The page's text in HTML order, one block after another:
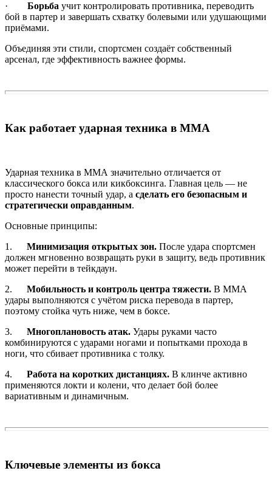
· Борьба учит контролировать противника, переводить
бой в партер и завершать схватку болевыми или удушающими
приёмами.
Объединяя эти стили, спортсмен создаёт собственный
арсенал, где эффективность важнее формы.
Как работает ударная техника в ММА
Ударная техника в ММА значительно отличается от
классического бокса или кикбоксинга. Главная цель — не
просто нанести точный удар, а сделать его безопасным и
стратегически оправданным.
Основные принципы:
1. Минимизация открытых зон. После удара спортсмен
должен мгновенно возвращать руки в защиту, ведь противник
может перейти в тейкдаун.
2. Мобильность и контроль центра тяжести. В ММА
удары выполняются с учётом риска перевода в партер,
поэтому стойка чуть ниже, чем в боксе.
3. Многоплановость атак. Удары руками часто
комбинируются с ударами ногами и попытками прохода в
ноги, что сбивает противника с толку.
4. Работа на коротких дистанциях. В клинче активно
применяются локти и колени, что делает бой более
вариативным и динамичным.
Ключевые элементы из бокса